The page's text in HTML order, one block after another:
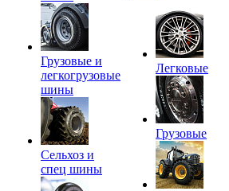
Грузовые и
легкогрузовые
шины
Сельхоз и
спец шины
Легковые
Грузовые